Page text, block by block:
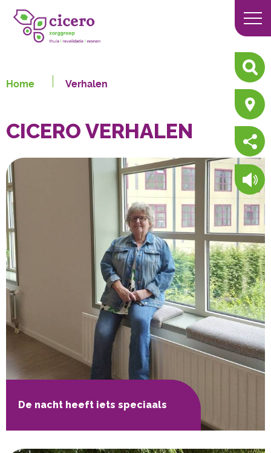
Home Verhalen
CICERO VERHALEN
De nacht heeft iets speciaals